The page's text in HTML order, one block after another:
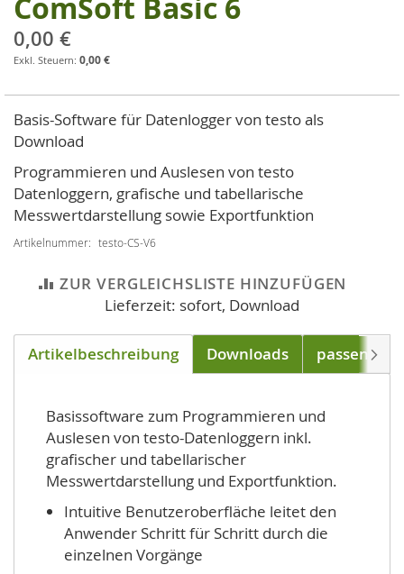
Anfang
der
Bildgalerie
ComSoft Basic 6
0,00 €
0,00 €
Basis-Software für Datenlogger von testo als
Download
Programmieren und Auslesen von testo
Datenloggern, grafische und tabellarische
Messwertdarstellung sowie Exportfunktion
Artikelnummer testo-CS-V6
ZUR VERGLEICHSLISTE HINZUFÜGEN
Lieferzeit: sofort, Download
Artikelbeschreibung Downloads passend für
Basissoftware zum Programmieren und
Auslesen von testo-Datenloggern inkl.
grafischer und tabellarischer
Messwertdarstellung und Exportfunktion.
Intuitive Benutzeroberfläche leitet den
Anwender Schritt für Schritt durch die
einzelnen Vorgänge